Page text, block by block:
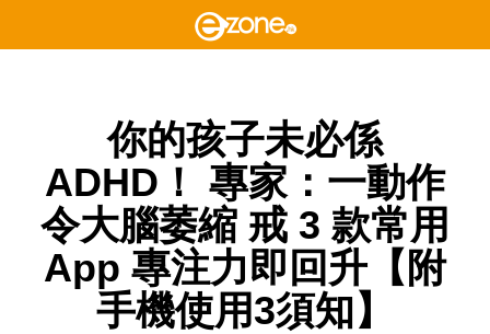
你的孩子未必係
ADHD！ 專家：一動作
令大腦萎縮 戒 3 款常用
App 專注力即回升【附
手機使用3須知】